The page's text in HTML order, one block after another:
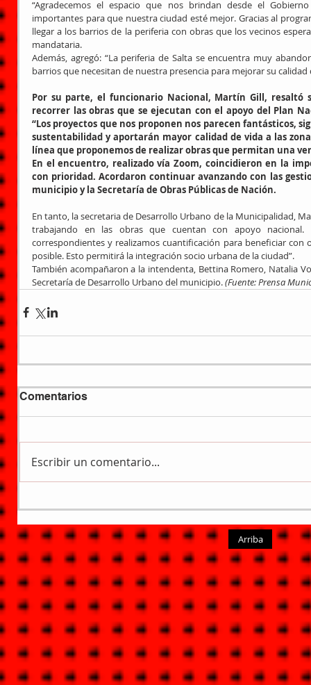
“Agradecemos el espacio que nos brindan desde el
importantes para que nuestra ciudad esté mejor. Gracias al
llegar a los barrios de la periferia con obras que los vecinos
mandataria.
Además, agregó: “La periferia de Salta se encuentra muy
barrios que necesitan de nuestra presencia para mejorar su calidad
Por su parte, el funcionario Nacional, Martín Gill, resaltó
recorrer las obras que se ejecutan con el apoyo del Plan
“Los proyectos que nos proponen nos parecen fantásticos,
sustentabilidad y aportarán mayor calidad de vida a las
línea que proponemos de realizar obras que permitan una
En el encuentro, realizado vía Zoom, coincidieron en la
con prioridad. Acordaron continuar avanzando con las
municipio y la Secretaría de Obras Públicas de Nación.
En tanto, la secretaria de Desarrollo Urbano de la Municipalidad,
trabajando en las obras que cuentan con apoyo nacional.
correspondientes y realizamos cuantificación para beneficiar con
posible. Esto permitirá la integración socio urbana de la ciudad”.
También acompañaron a la intendenta, Bettina Romero, Natalia
Secretaría de Desarrollo Urbano del municipio. (Fuente: Prensa
Comentarios
Escribir un comentario...
Arriba